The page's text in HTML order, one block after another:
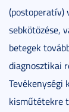
(postoperatív)
sebkötözése,
betegek
diagnosztikai
Tevékenységi
kisműtétekre